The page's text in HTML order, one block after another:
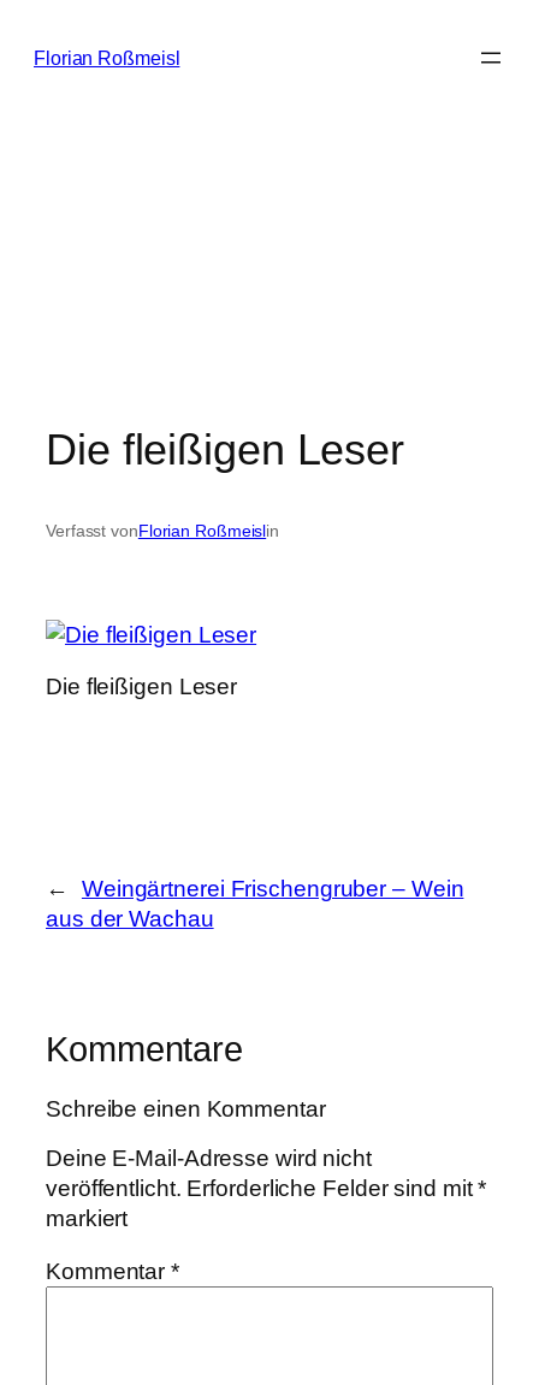
Inhalt
Florian Roßmeisl
Die fleißigen Leser
Verfasst vonFlorian Roßmeislin
Die fleißigen Leser
←
Weingärtnerei Frischengruber – Wein
aus der Wachau
Kommentare
Schreibe einen Kommentar
Deine E-Mail-Adresse wird nicht
veröffentlicht. Erforderliche Felder sind mit*
markiert
Kommentar*